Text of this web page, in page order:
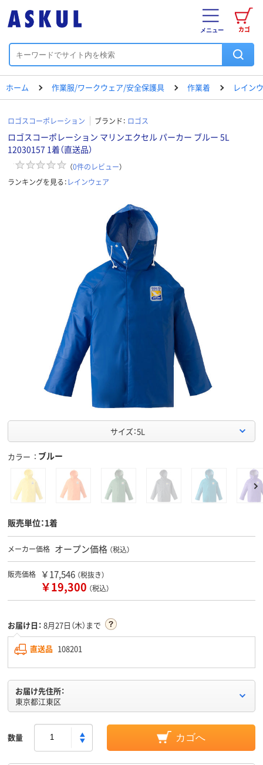
カゴ
メニュー
ホーム 作業服/ワークウェア/安全保護具 作業着 レイン
ロゴスコーポレーション ブランド： ロゴス
ロゴスコーポレーション マリンエクセル パーカー ブルー 5L
12030157 1着（直送品）
（0件のレビュー）
ランキングを見る：レインウェア
サイズ：5L
カラー ブルー
販売単位：1着
メーカー価格 オープン価格 （税込）
販売価格 ￥17,546 （税抜き）
￥19,300 （税込）
お届け日： 8月27日（木）まで
直送品 108201
お届け先住所：
東京都江東区
数量 カゴへ